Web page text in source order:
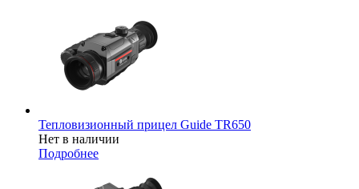
Тепловизионный прицел Guide TR650
Нет в наличии
Подробнее